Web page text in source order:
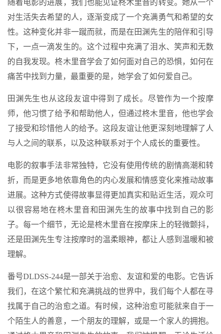
随着电影的进展，我们也能见证柊木里音的转变。她从一个
对生活失去希望的人，逐渐变成了一个充满勇气和希望的女
性。这种变化并非一蹴而就，而是在田渊先生的陪伴和引导
下，一点一滴发生的。这个过程中充满了泪水、笑声和无数
的自我发现。柊木里音学会了如何面对自己的恐惧，如何在
痛苦中找到力量，最重要的是，她学会了如何爱自己。
田渊先生也从这段友谊中得到了成长。尽管作为一个按摩
师，他习惯了给予和帮助他人，但通过柊木里音，他也学会
了接受和珍惜他人的给予。这段友谊让他更深刻地理解了人
与人之间的联系，以及这种联系对于个人成长的重要性。
电影的叙事手法非常独特，它没有使用传统的剧情高潮和转
折，而是更多地依靠角色的内心发展和情感变化来推动故事
进展。这种方式使得故事显得更加真实和贴近生活，观众可
以很容易地在柊木里音和田渊先生的故事中找到自己的影
子。每一个细节，无论是柊木里音在按摩床上的轻微颤抖，
还是田渊先生专注按摩时的温柔眼神，都让人感到温暖和被
理解。
番号DLDSS-244是一部关于治愈、友谊和爱的电影。它告诉
我们，在这个繁忙和充满挑战的世界中，我们每个人都在寻
找属于自己的治愈之道。有时候，这种治愈可能就来自于一
个陌生人的善意，一个朋友的理解，或是一个家人的拥抱。